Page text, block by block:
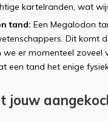
kartelranden, wat
tand: Een Megalodon
Dit komt
er momenteel zoveel
een tand het enige
jouw